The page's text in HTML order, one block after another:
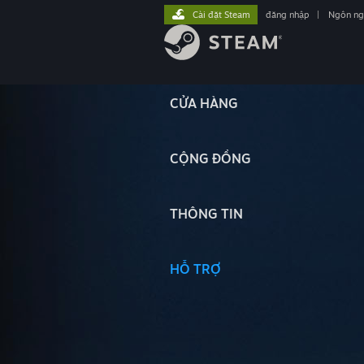
CỬA HÀNG
CỘNG ĐỒNG
THÔNG TIN
HỖ TRỢ
Cài đặt Steam đăng nhập Ngôn